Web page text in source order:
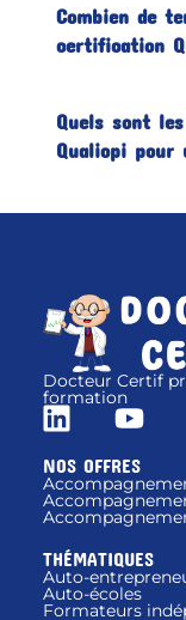
Combien de
certification
Quels sont
Qualiopi pour
Docteur Certif
formation
NOS OFFRES
THÉMATIQUES
Auto-
Auto-écoles
Formateurs